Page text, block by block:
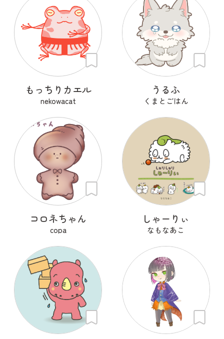
もっちりカエル
nekowacat
うるふ
くまとごはん
コロネちゃん
copa
しゃーりぃ
なもなあこ